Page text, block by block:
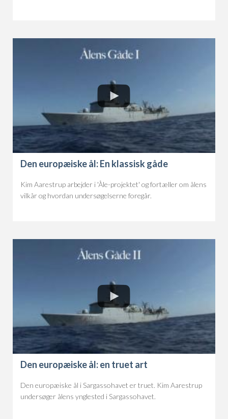
Den europæiske ål: En klassisk gåde
Kim Aarestrup arbejder i 'Åle-projektet' og fortæller om ålens
vilkår og hvordan undersøgelserne foregår.
Den europæiske ål: en truet art
Den europæiske ål i Sargassohavet er truet. Kim Aarestrup
undersøger ålens ynglested i Sargassohavet.